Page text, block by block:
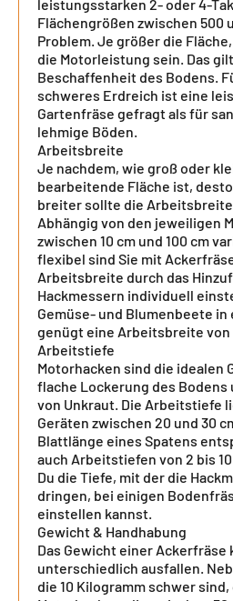
leistungsstarken 2- oder 4-
Flächengrößen zwischen 500
Problem. Je größer die
die Motorleistung sein. Das
Beschaffenheit des Bodens.
schweres Erdreich ist eine
Gartenfräse gefragt als für
lehmige Böden.
Arbeitsbreite
Je nachdem, wie groß oder
bearbeitende Fläche ist,
breiter sollte die
Abhängig von den jeweiligen
zwischen 10 cm und 100 cm
flexibel sind Sie mit
Arbeitsbreite durch das
Hackmessern individuell
Gemüse- und Blumenbeete in
genügt eine Arbeitsbreite von
Arbeitstiefe
Motorhacken sind die idealen
flache Lockerung des Bodens
von Unkraut. Die Arbeitstiefe
Geräten zwischen 20 und 30
Blattlänge eines Spatens
auch Arbeitstiefen von 2 bis
Du die Tiefe, mit der die
dringen, bei einigen
einstellen kannst.
Gewicht & Handhabung
Das Gewicht einer Ackerfräse
unterschiedlich ausfallen.
die 10 Kilogramm schwer